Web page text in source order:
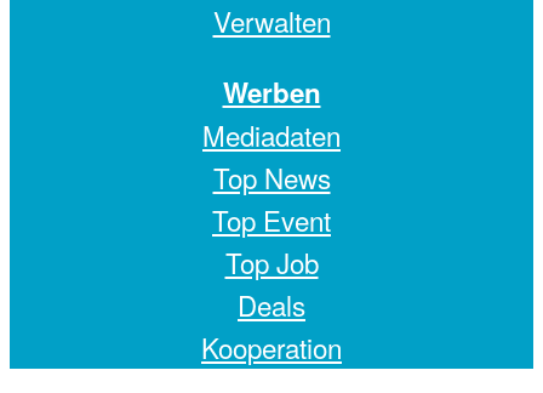
Verwalten
Werben
Mediadaten
Top News
Top Event
Top Job
Deals
Kooperation